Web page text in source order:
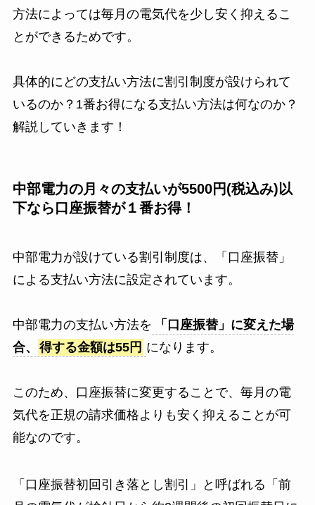
方法によっては毎月の電気代を少し安く抑えるこ
とができるためです。
具体的にどの支払い方法に割引制度が設けられて
いるのか？1番お得になる支払い方法は何なのか？
解説していきます！
中部電力の月々の支払いが5500円(税込み)以
下なら口座振替が１番お得！
中部電力が設けている割引制度は、「口座振替」
による支払い方法に設定されています。
中部電力の支払い方法を
「口座振替」に変えた場
合、
得する金額は55円 になります。
このため、口座振替に変更することで、毎月の電
気代を正規の請求価格よりも安く抑えることが可
能なのです。
「口座振替初回引き落とし割引」と呼ばれる「前